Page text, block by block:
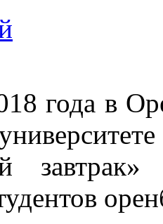
года в